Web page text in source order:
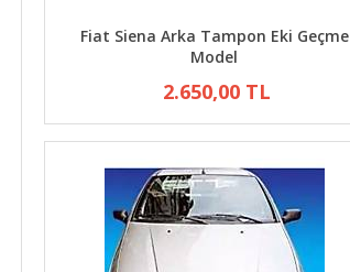
Fiat Siena Arka Tampon Eki Geçme
Model
2.650,00 TL